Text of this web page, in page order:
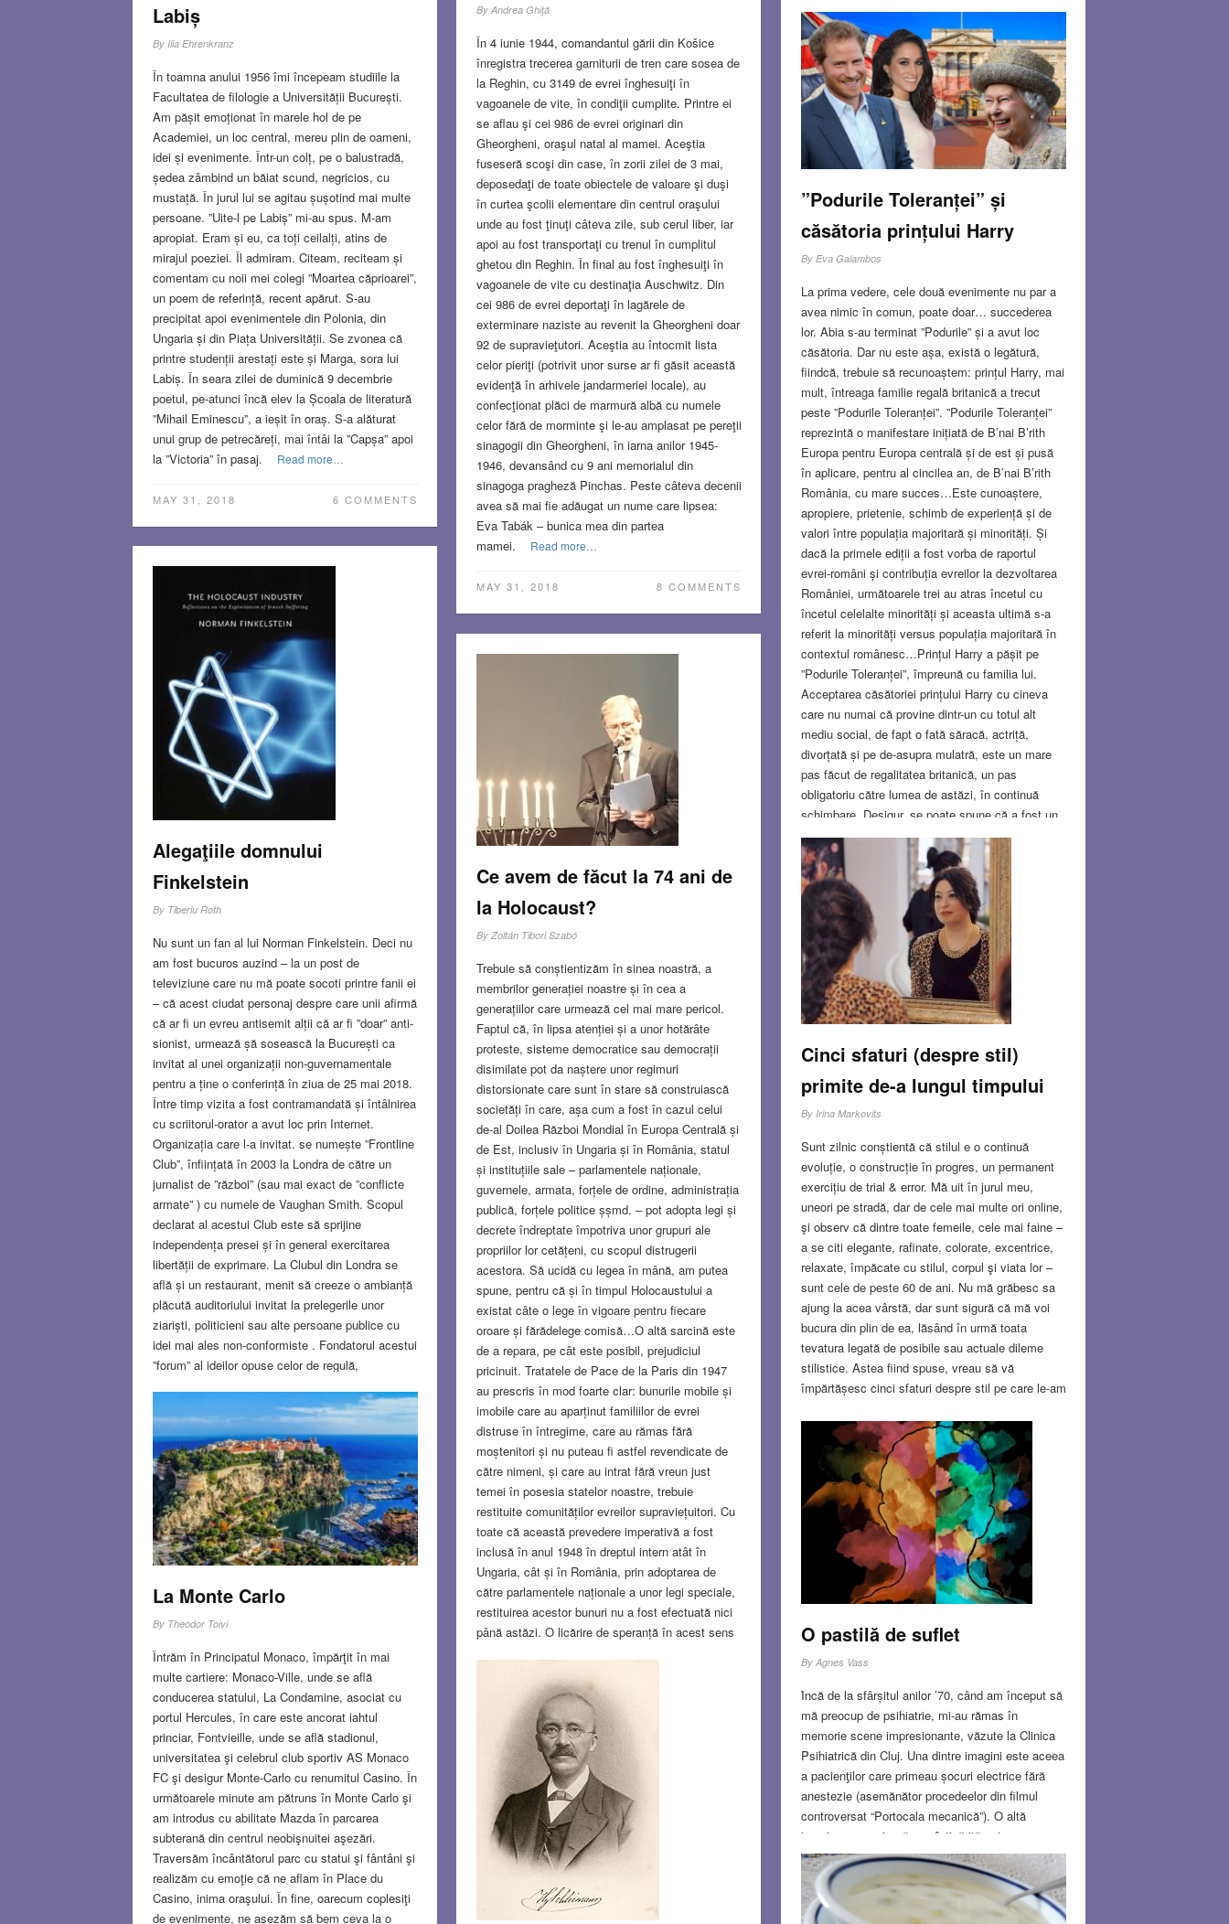
Labiș
By Ilia Ehrenkranz
În toamna anului 1956 îmi începeam studiile la
Facultatea de filologie a Universității București.
Am pășit emoționat în marele hol de pe
Academiei, un loc central, mereu plin de oameni,
idei și evenimente. Într-un colț, pe o balustradă,
ședea zâmbind un băiat scund, negricios, cu
mustață. În jurul lui se agitau șușotind mai multe
persoane. ”Uite-l pe Labiș” mi-au spus. M-am
apropiat. Eram și eu, ca toți ceilalți, atins de
mirajul poeziei. Îl admiram. Citeam, reciteam și
comentam cu noii mei colegi ”Moartea căprioarei”,
un poem de referință, recent apărut. S-au
precipitat apoi evenimentele din Polonia, din
Ungaria și din Piața Universității. Se zvonea că
printre studenții arestați este și Marga, sora lui
Labiș. În seara zilei de duminică 9 decembrie
poetul, pe-atunci încă elev la Școala de literatură
”Mihail Eminescu”, a ieșit în oraș. S-a alăturat
unui grup de petrecăreți, mai întâi la ”Capșa” apoi
la ”Victoria” în pasaj.
Read more…
MAY 31, 2018 6 COMMENTS
By Andrea Ghiţă
În 4 iunie 1944, comandantul gării din Košice
înregistra trecerea garniturii de tren care sosea de
la Reghin, cu 3149 de evrei înghesuiţi în
vagoanele de vite, în condiţii cumplite. Printre ei
se aflau şi cei 986 de evrei originari din
Gheorgheni, oraşul natal al mamei. Aceştia
fuseseră scoşi din case, în zorii zilei de 3 mai,
deposedaţi de toate obiectele de valoare şi duşi
în curtea şcolii elementare din centrul oraşului
unde au fost ţinuţi câteva zile, sub cerul liber, iar
apoi au fost transportaţi cu trenul în cumplitul
ghetou din Reghin. În final au fost înghesuiţi în
vagoanele de vite cu destinaţia Auschwitz. Din
cei 986 de evrei deportaţi în lagărele de
exterminare naziste au revenit la Gheorgheni doar
92 de supravieţutori. Aceştia au întocmit lista
celor pieriţi (potrivit unor surse ar fi găsit această
evidenţă în arhivele jandarmeriei locale), au
confecţionat plăci de marmură albă cu numele
celor fără de morminte şi le-au amplasat pe pereţii
sinagogii din Gheorgheni, în iarna anilor 1945-
1946, devansând cu 9 ani memorialul din
sinagoga pragheză Pinchas. Peste câteva decenii
avea să mai fie adăugat un nume care lipsea:
Eva Tabák – bunica mea din partea
mamei.
Read more…
MAY 31, 2018 8 COMMENTS
”Podurile Toleranței” și
căsătoria prințului Harry
By Eva Galambos
La prima vedere, cele două evenimente nu par a
avea nimic în comun, poate doar… succederea
lor. Abia s-au terminat ”Podurile” și a avut loc
căsătoria. Dar nu este așa, există o legătură,
fiindcă, trebuie să recunoaștem: prințul Harry, mai
mult, întreaga familie regală britanică a trecut
peste ”Podurile Toleranței”. ”Podurile Toleranței”
reprezintă o manifestare inițiată de B’nai B’rith
Europa pentru Europa centrală și de est și pusă
în aplicare, pentru al cincilea an, de B’nai B’rith
România, cu mare succes…Este cunoaștere,
apropiere, prietenie, schimb de experiență și de
valori între populația majoritară și minorități. Și
dacă la primele ediții a fost vorba de raportul
evrei-români și contribuția evreilor la dezvoltarea
României, următoarele trei au atras încetul cu
încetul celelalte minorități și aceasta ultimă s-a
referit la minorități versus populația majoritară în
contextul românesc…Prințul Harry a pășit pe
”Podurile Toleranței”, împreună cu familia lui.
Acceptarea căsătoriei prințului Harry cu cineva
care nu numai că provine dintr-un cu totul alt
mediu social, de fapt o fată săracă, actriță,
divorțată și pe de-asupra mulatră, este un mare
pas făcut de regalitatea britanică, un pas
obligatoriu către lumea de astăzi, în continuă
schimbare. Desigur, se poate spune că a fost un
mod de a consolida imaginea monarhiei britanice,
de a demonstra cum se adaptează Coroana la
actualitate,
Read more…
MAY 31, 2018 7 COMMENTS
Alegaţiile domnului
Finkelstein
By Tiberiu Roth
Nu sunt un fan al lui Norman Finkelstein. Deci nu
am fost bucuros auzind – la un post de
televiziune care nu mă poate socoti printre fanii ei
– că acest ciudat personaj despre care unii afirmă
că ar fi un evreu antisemit alții că ar fi ”doar” anti-
sionist, urmează șă sosească la București ca
invitat al unei organizații non-guvernamentale
pentru a ține o conferință în ziua de 25 mai 2018.
Între timp vizita a fost contramandată și întâlnirea
cu scriitorul-orator a avut loc prin Internet.
Organizația care l-a invitat. se numește ”Frontline
Club”, înființată în 2003 la Londra de către un
jurnalist de ”război” (sau mai exact de ”conflicte
armate” ) cu numele de Vaughan Smith. Scopul
declarat al acestui Club este să sprijine
independența presei și în general exercitarea
libertății de exprimare. La Clubul din Londra se
află și un restaurant, menit să creeze o ambianță
plăcută auditoriului invitat la prelegerile unor
ziariști, politicieni sau alte persoane publice cu
idei mai ales non-conformiste . Fondatorul acestui
”forum” al ideilor opuse celor de regulă,
investigații și de front la Revoluția Română din
decembrie 1989. Așa că nu e de mirare că mânat
probabil de nostalgii întârziate, a inspirat – după
25 de ani de la evenimentele care se poate
presupune că ”l-au marcat” – deschiderea unui
”Frontline Club” cam cu același profil ca cel din
Londra (dar fără restaurant:).
Read more…
MAY 31, 2018 7 COMMENTS
Ce avem de făcut la 74 ani de
la Holocaust?
By Zoltán Tibori Szabó
Trebuie să conștientizăm în sinea noastră, a
membrilor generației noastre și în cea a
generațiilor care urmează cel mai mare pericol.
Faptul că, în lipsa atenției și a unor hotărâte
proteste, sisteme democratice sau democrații
disimilate pot da naștere unor regimuri
distorsionate care sunt în stare să construiască
societăți în care, așa cum a fost în cazul celui
de-al Doilea Război Mondial în Europa Centrală și
de Est, inclusiv în Ungaria și în România, statul
și instituțiile sale – parlamentele naționale,
guvernele, armata, forțele de ordine, administrația
publică, forțele politice șșmd. ‒ pot adopta legi și
decrete îndreptate împotriva unor grupuri ale
propriilor lor cetățeni, cu scopul distrugerii
acestora. Să ucidă cu legea în mână, am putea
spune, pentru că și în timpul Holocaustului a
existat câte o lege în vigoare pentru fiecare
oroare și fărădelege comisă…O altă sarcină este
de a repara, pe cât este posibil, prejudiciul
pricinuit. Tratatele de Pace de la Paris din 1947
au prescris în mod foarte clar: bunurile mobile și
imobile care au aparținut familiilor de evrei
distruse în întregime, care au rămas fără
moștenitori și nu puteau fi astfel revendicate de
către nimeni, și care au intrat fără vreun just
temei în posesia statelor noastre, trebuie
restituite comunităților evreilor supraviețuitori. Cu
toate că această prevedere imperativă a fost
inclusă în anul 1948 în dreptul intern atât în
Ungaria, cât și în România, prin adoptarea de
către parlamentele naționale a unor legi speciale,
restituirea acestor bunuri nu a fost efectuată nici
până astăzi. O licărire de speranță în acest sens
la Terezin, prin care statele participante se
angajau să restituie averile în cauză respectivelor
comunități ale supraviețuitorilor….
JUN 3, 2018
Cinci sfaturi (despre stil)
primite de-a lungul timpului
By Irina Markovits
Sunt zilnic conștientă că stilul e o continuă
evoluție, o construcție în progres, un permanent
exercițiu de trial & error. Mă uit în jurul meu,
uneori pe stradă, dar de cele mai multe ori online,
şi observ că dintre toate femeile, cele mai faine –
a se citi elegante, rafinate, colorate, excentrice,
relaxate, împăcate cu stilul, corpul şi viata lor –
sunt cele de peste 60 de ani. Nu mă grăbesc sa
ajung la acea vârstă, dar sunt sigură că mă voi
bucura din plin de ea, lăsând în urmă toata
tevatura legată de posibile sau actuale dileme
stilistice. Astea fiind spuse, vreau să vă
împărtășesc cinci sfaturi despre stil pe care le-am
„Încrețiturile hainelor şifonate sunt irelevante,
concentrează-te pe croieli şi siluetş. Şi ridurile
sunt irelevante, că tot veni vorba…”
Read
more…
MAY 31, 2018 1 COMMENT
La Monte Carlo
By Theodor Toivi
Întrăm în Principatul Monaco, împărţit în mai
multe cartiere: Monaco-Ville, unde se află
conducerea statului, La Condamine, asociat cu
portul Hercules, în care este ancorat iahtul
princiar, Fontvieille, unde se află stadionul,
universitatea şi celebrul club sportiv AS Monaco
FC şi desigur Monte-Carlo cu renumitul Casino. În
următoarele minute am pătruns în Monte Carlo şi
am introdus cu abilitate Mazda în parcarea
subterană din centrul neobişnuitei aşezări.
Traversăm încântătorul parc cu statui şi fântâni şi
realizăm cu emoţie că ne aflam în Place du
Casino, inima oraşului. În fine, oarecum coplesiţi
de evenimente, ne aşezăm să bem ceva la o
O pastilă de suflet
By Agnes Vass
Ȋncă de la sfârșitul anilor ’70, când am început să
mă preocup de psihiatrie, mi-au rămas în
memorie scene impresionante, văzute la Clinica
Psihiatrică din Cluj. Una dintre imagini este aceea
a pacienƫilor care primeau șocuri electrice fără
anestezie (asemănător procedeelor din filmul
controversat “Portocala mecanică”). O altă
imagine care mi-a rămas întipărită este aceea a
unei femei machiate exagerat (boite în mod
ridicol), purtând o coroniƫă mare de flori pe cap și
zguduind gardul clinicii psihiatrice în timp ce
recita versuri din Dante.
Read more…